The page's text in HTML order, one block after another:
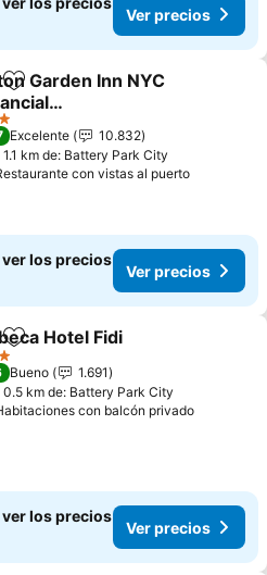
Ver precios
Añadir a favoritos
Garden Inn NYC
Manhattan
precios
Excelente
10.832
1.1 km de: Battery Park City
con vistas al puertoVer
los precios
Ver precios
Añadir a favoritos
Hotel Fidi
Bueno
1.691
0.5 km de: Battery Park City
con balcón privadoVer
los precios
Ver precios